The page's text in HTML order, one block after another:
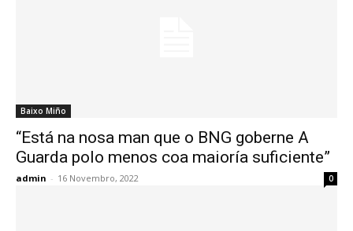
Baixo Miño
“Está na nosa man que o BNG goberne A
Guarda polo menos coa maioría suficiente”
admin - 16 Novembro, 2022 0